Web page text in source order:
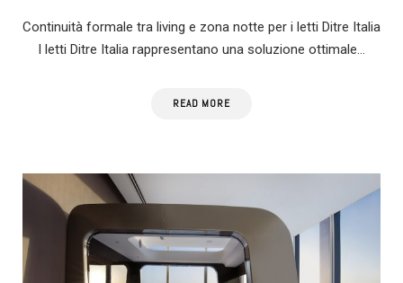
Continuità formale tra living e zona notte per i letti Ditre Italia
I letti Ditre Italia rappresentano una soluzione ottimale…
READ MORE